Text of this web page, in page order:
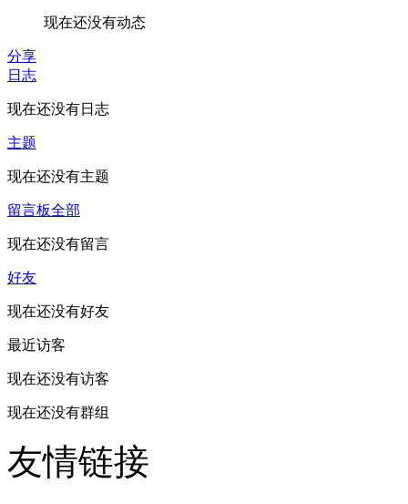
现在还没有动态
分享
日志
现在还没有日志
主题
现在还没有主题
留言板全部
现在还没有留言
好友
现在还没有好友
最近访客
现在还没有访客
现在还没有群组
友情链接